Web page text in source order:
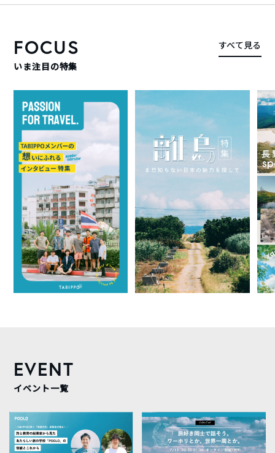
FOCUS
いま注目の特集
すべて見る
EVENT
イベント一覧